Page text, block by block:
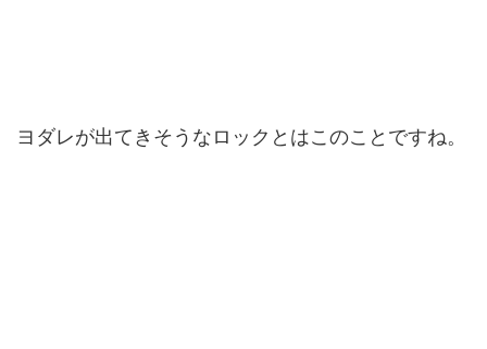
ヨダレが出てきそうなロックとはこのことですね。